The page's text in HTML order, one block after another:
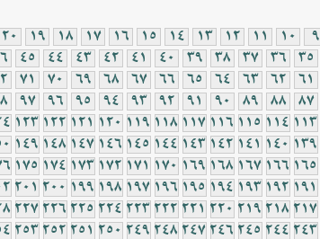
9
10
11
12
13
14
15
16
17
18
19
20
35
36
37
38
39
40
41
42
43
44
45
61
62
63
64
65
66
67
68
69
70
71
87
88
89
90
91
92
93
94
95
96
97
113
114
115
116
117
118
119
120
121
122
123
139
140
141
142
143
144
145
146
147
148
149
165
166
167
168
169
170
171
172
173
174
175
191
192
193
194
195
196
197
198
199
200
201
217
218
219
220
221
222
223
224
225
226
227
243
244
245
246
247
248
249
250
251
252
253